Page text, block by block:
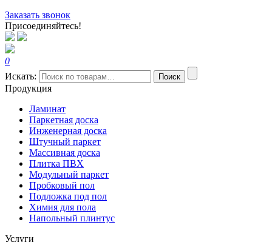
Заказать звонок
Присоединяйтесь!
0
Искать:
Поиск
Продукция
Ламинат
Паркетная доска
Инженерная доска
Штучный паркет
Массивная доска
Плитка ПВХ
Модульный паркет
Пробковый пол
Подложка под пол
Химия для пола
Напольный плинтус
Услуги